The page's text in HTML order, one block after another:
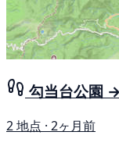
勾当台公園
2 地点 · 2ヶ月前